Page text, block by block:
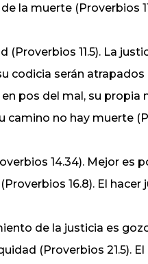
la muerte (Proverbios
(Proverbios 11.5). La
codicia serán atrapados
pos del mal, su propia
camino no hay muerte
14.34). Mejor es
16.8). El
de la justicia es
(Proverbios 21.5).